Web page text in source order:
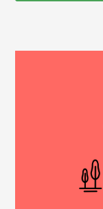
первых этапах…